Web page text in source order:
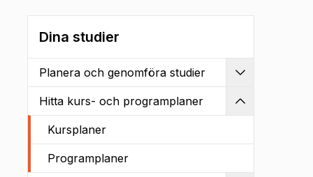
Dina studier
Planera och genomföra studier
Hitta kurs- och programplaner
Kursplaner
Programplaner